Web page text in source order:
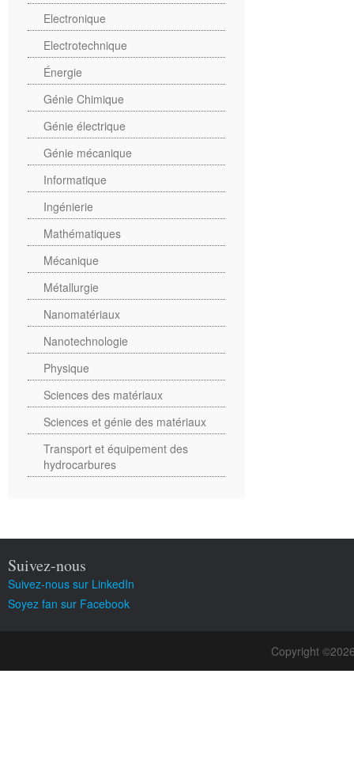
Electronique
Electrotechnique
Énergie
Génie Chimique
Génie électrique
Génie mécanique
Informatique
Ingénierie
Mathématiques
Mécanique
Métallurgie
Nanomatériaux
Nanotechnologie
Physique
Sciences des matériaux
Sciences et génie des matériaux
Transport et équipement des
hydrocarbures
Suivez-nous
Suivez-nous sur LinkedIn
Soyez fan sur Facebook
Copyright